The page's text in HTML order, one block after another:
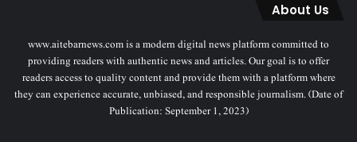
About Us
www.aitebarnews.com is a modern digital news platform committed to
providing readers with authentic news and articles. Our goal is to offer
readers access to quality content and provide them with a platform where
they can experience accurate, unbiased, and responsible journalism. (Date of
Publication: September 1, 2023)